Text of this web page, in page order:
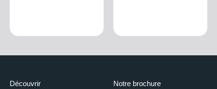
Découvrir Notre brochure